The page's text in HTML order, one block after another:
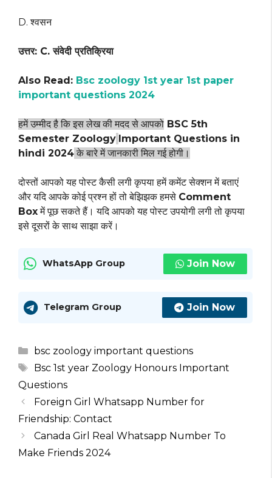
D. श्वसन
उत्तर: C. संवेदी प्रतिक्रिया
Also Read: Bsc zoology 1st year 1st paper
important questions 2024
हमें उम्मीद है कि इस लेख की मदद से आपको BSC 5th
Semester Zoology Important Questions in
hindi 2024 के बारे में जानकारी मिल गई होगी।
दोस्तों आपको यह पोस्ट कैसी लगी कृपया हमें कमेंट सेक्शन में बताएं
और यदि आपके कोई प्रश्न हों तो बेझिझक हमसे Comment
Boxमें पूछ सकते हैं। यदि आपको यह पोस्ट उपयोगी लगी तो कृपया
इसे दूसरों के साथ साझा करें।
WhatsApp Group Join Now
Telegram Group Join Now
Categories
bsc zoology important questions
Tags
Bsc 1st year Zoology Honours Important
Questions
Foreign Girl Whatsapp Number for
Friendship: Contact
Canada Girl Real Whatsapp Number To
Make Friends 2024